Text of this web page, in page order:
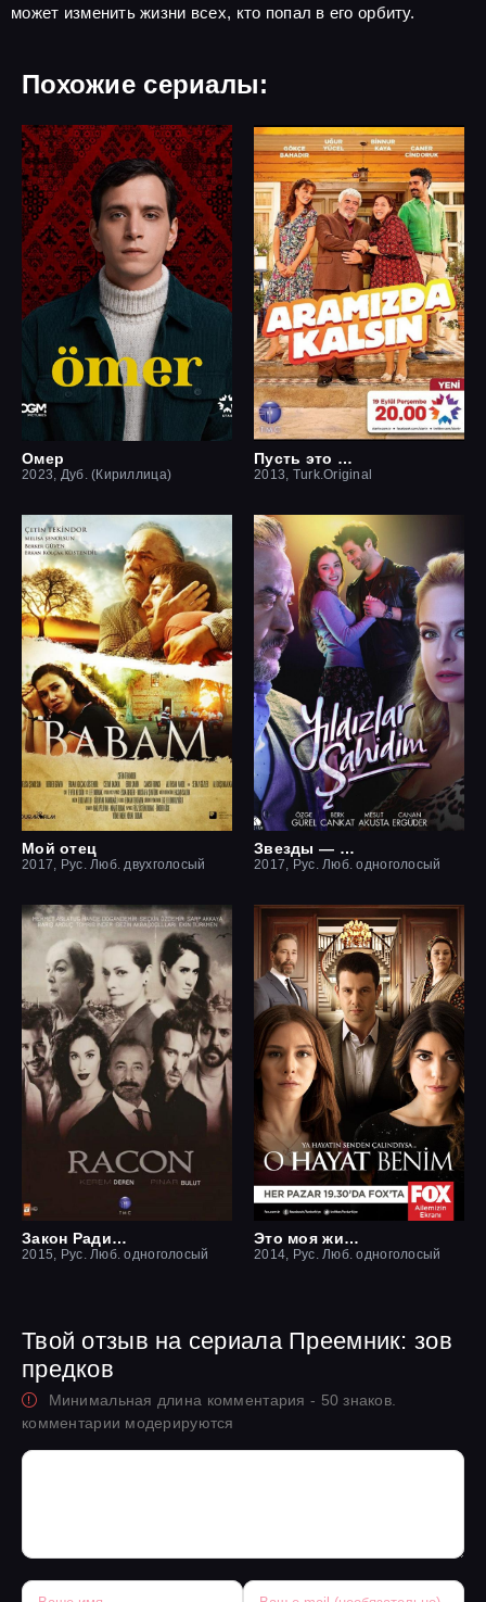
может изменить жизни всех, кто попал в его орбиту.
Похожие сериалы:
Омер
2023, Дуб. (Кириллица)
Пусть это останется между нами
2013, Turk.Original
Мой отец
2017, Рус. Люб. двухголосый
Звезды — мои свидетели
2017, Рус. Люб. одноголосый
Закон Ради семьи / Ракон
2015, Рус. Люб. одноголосый
Это моя жизнь
2014, Рус. Люб. одноголосый
Твой отзыв на сериала Преемник: зов
предков
Минимальная длина комментария - 50 знаков.
комментарии модерируются